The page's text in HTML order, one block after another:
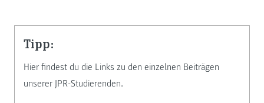
Tipp:
Hier findest du die Links zu den einzelnen Beiträgen
unserer JPR-Studierenden.